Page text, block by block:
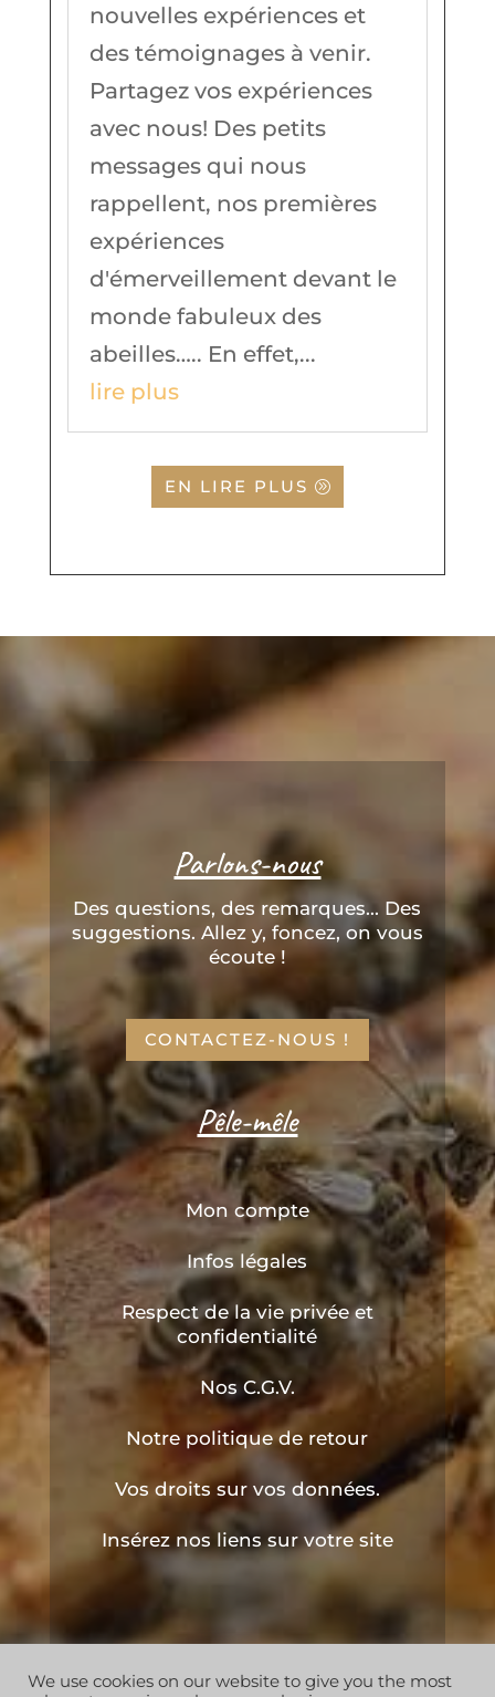
nouvelles expériences et
des témoignages à venir.
Partagez vos expériences
avec nous! Des petits
messages qui nous
rappellent, nos premières
expériences
d'émerveillement devant le
monde fabuleux des
abeilles….. En effet,...
lire plus
EN LIRE PLUS
Parlons-nous
Des questions, des remarques... Des
suggestions. Allez y, foncez, on vous
écoute !
CONTACTEZ-NOUS !
Pêle-mêle
Mon compte
Infos légales
Respect de la vie privée et
confidentialité
Nos C.G.V.
Notre politique de retour
Vos droits sur vos données.
Insérez nos liens sur votre site
Copyright © 2019 les ruchers de l'apiculteur . Tous
We use cookies on our website to give you the most